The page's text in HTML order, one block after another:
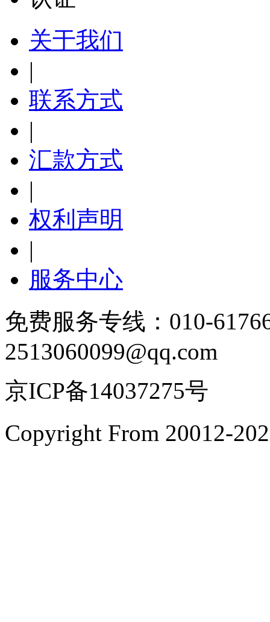
关于我们
|
联系方式
|
汇款方式
|
权利声明
|
服务中心
免费服务专线：010-
2513060099@qq.com
京ICP备14037275号
Copyright From 20012-